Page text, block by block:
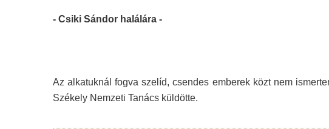
- Csiki Sándor halálára -
Az alkatuknál fogva szelíd, csendes emberek közt nem
Székely Nemzeti Tanács küldötte.